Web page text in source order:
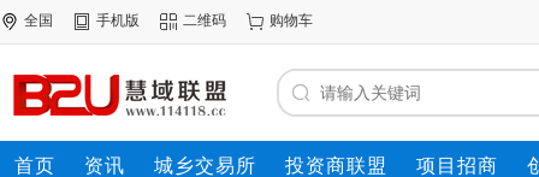
全国 手机版 二维码 购物车
首页 资讯 城乡交易所 投资商联盟 项目招商